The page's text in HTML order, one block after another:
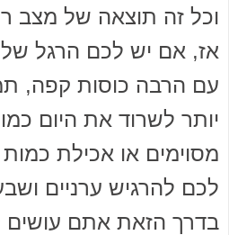
וכל זה תוצאה של מצב
אז, אם יש לכם הרגל
עם הרבה כוסות קפה,
יותר לשרוד את היום
מסוימים או אכילת
לכם להרגיש ערניים
בדרך הזאת אתם עושים